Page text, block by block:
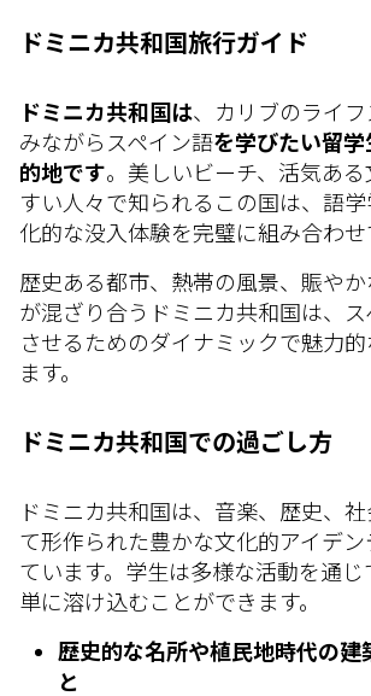
ドミニカ共和国旅行ガイド
ドミニカ共和国は、カリブのライ
みながらスペイン語を学びたい留
的地です。美しいビーチ、活気あ
すい人々で知られるこの国は、語
化的な没入体験を完璧に組み合わせ
歴史ある都市、熱帯の風景、賑や
が混ざり合うドミニカ共和国は、
させるためのダイナミックで魅力
ます。
ドミニカ共和国での過ごし方
ドミニカ共和国は、音楽、歴史、
て形作られた豊かな文化的アイデン
ています。学生は多様な活動を通
単に溶け込むことができます。
歴史的な名所や植民地時代の建
と